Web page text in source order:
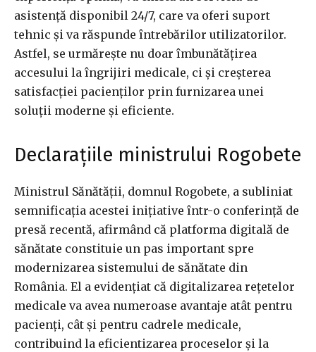
asistență disponibil 24/7, care va oferi suport
tehnic și va răspunde întrebărilor utilizatorilor.
Astfel, se urmărește nu doar îmbunătățirea
accesului la îngrijiri medicale, ci și creșterea
satisfacției pacienților prin furnizarea unei
soluții moderne și eficiente.
Declarațiile ministrului Rogobete
Ministrul Sănătății, domnul Rogobete, a subliniat
semnificația acestei inițiative într-o conferință de
presă recentă, afirmând că platforma digitală de
sănătate constituie un pas important spre
modernizarea sistemului de sănătate din
România. El a evidențiat că digitalizarea rețetelor
medicale va avea numeroase avantaje atât pentru
pacienți, cât și pentru cadrele medicale,
contribuind la eficientizarea proceselor și la